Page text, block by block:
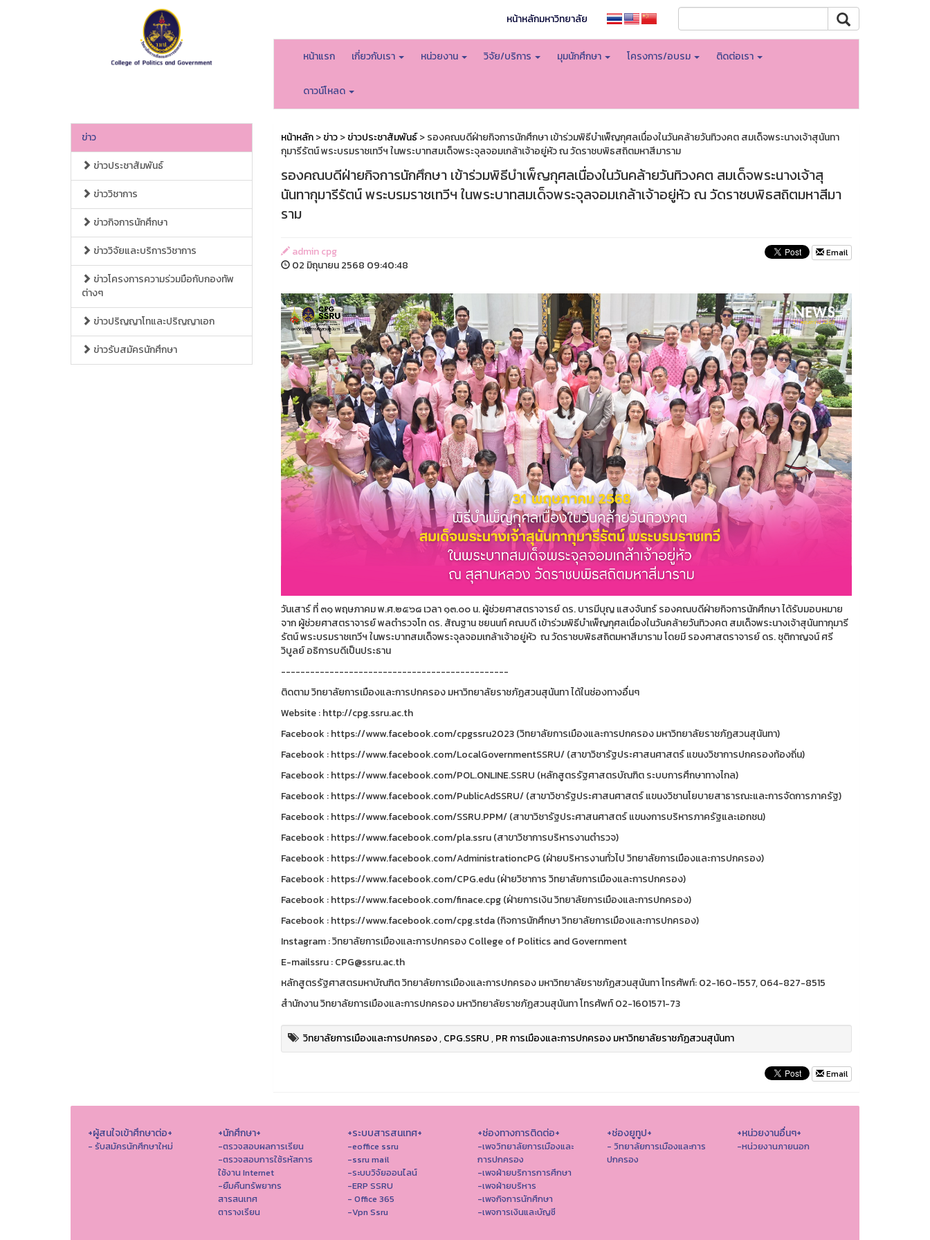
หน้าหลักมหาวิทยาลัย
หน้าแรก เกี่ยวกับเรา หน่วยงาน วิจัย/บริการ มุมนักศึกษา โครงการ/อบรม ติดต่อเรา
ดาวน์โหลด
ข่าว
ข่าวประชาสัมพันธ์
ข่าววิชาการ
ข่าวกิจการนักศึกษา
ข่าววิจัยและบริการวิชาการ
ข่าวโครงการความร่วมมือกับกองทัพ
ต่างๆ
ข่าวปริญญาโทและปริญญาเอก
ข่าวรับสมัครนักศึกษา
หน้าหลัก>ข่าว>ข่าวประชาสัมพันธ์> รองคณบดีฝ่ายกิจการนักศึกษา เข้าร่วมพิธีบำเพ็ญกุศลเนื่องในวันคล้ายวันทิวงคต สมเด็จพระนางเจ้าสุนันทา
กุมารีรัตน์ พระบรมราชเทวีฯ ในพระบาทสมเด็จพระจุลจอมเกล้าเจ้าอยู่หัว ณ วัดราชบพิธสถิตมหาสีมาราม
รองคณบดีฝ่ายกิจการนักศึกษา เข้าร่วมพิธีบำเพ็ญกุศลเนื่องในวันคล้ายวันทิวงคต สมเด็จพระนางเจ้าสุ
นันทากุมารีรัตน์ พระบรมราชเทวีฯ ในพระบาทสมเด็จพระจุลจอมเกล้าเจ้าอยู่หัว ณ วัดราชบพิธสถิตมหาสีมา
ราม
admin cpg
02 มิถุนายน 2568 09:40:48
Email
วันเสาร์ ที่ ๓๑ พฤษภาคม พ.ศ.๒๕๖๘ เวลา ๑๓.๐๐ น. ผู้ช่วยศาสตราจารย์ ดร. บารมีบุญ แสงจันทร์ รองคณบดีฝ่ายกิจการนักศึกษา ได้รับมอบหมาย
จาก ผู้ช่วยศาสตราจารย์ พลตำรวจโท ดร. สัณฐาน ชยนนท์ คณบดี เข้าร่วมพิธีบำเพ็ญกุศลเนื่องในวันคล้ายวันทิวงคต สมเด็จพระนางเจ้าสุนันทากุมารี
รัตน์ พระบรมราชเทวีฯ ในพระบาทสมเด็จพระจุลจอมเกล้าเจ้าอยู่หัว ณ วัดราชบพิธสถิตมหาสีมาราม โดยมี รองศาสตราจารย์ ดร. ชุติกาญจน์ ศรี
วิบูลย์ อธิการบดีเป็นประธาน
-----------------------------------------------
ติดตาม วิทยาลัยการเมืองและการปกครอง มหาวิทยาลัยราชภัฏสวนสุนันทา ได้ในช่องทางอื่นๆ
Website : http://cpg.ssru.ac.th
Facebook : https://www.facebook.com/cpgssru2023 (วิทยาลัยการเมืองและการปกครอง มหาวิทยาลัยราชภัฏสวนสุนันทา)
Facebook : https://www.facebook.com/LocalGovernmentSSRU/ (สาขาวิชารัฐประศาสนศาสตร์ แขนงวิชาการปกครองท้องถิ่น)
Facebook : https://www.facebook.com/POL.ONLINE.SSRU (หลักสูตรรัฐศาสตรบัณฑิต ระบบการศึกษาทางไกล)
Facebook : https://www.facebook.com/PublicAdSSRU/ (สาขาวิชารัฐประศาสนศาสตร์ แขนงวิชานโยบายสาธารณะและการจัดการภาครัฐ)
Facebook : https://www.facebook.com/SSRU.PPM/ (สาขาวิชารัฐประศาสนศาสตร์ แขนงการบริหารภาครัฐและเอกชน)
Facebook : https://www.facebook.com/pla.ssru (สาขาวิชาการบริหารงานตำรวจ)
Facebook : https://www.facebook.com/AdministrationcPG (ฝ่ายบริหารงานทั่วไป วิทยาลัยการเมืองและการปกครอง)
Facebook : https://www.facebook.com/CPG.edu (ฝ่ายวิชาการ วิทยาลัยการเมืองและการปกครอง)
Facebook : https://www.facebook.com/finace.cpg (ฝ่ายการเงิน วิทยาลัยการเมืองและการปกครอง)
Facebook : https://www.facebook.com/cpg.stda (กิจการนักศึกษา วิทยาลัยการเมืองและการปกครอง)
Instagram : วิทยาลัยการเมืองและการปกครอง College of Politics and Government
E-mailssru : CPG@ssru.ac.th
หลักสูตรรัฐศาสตรมหาบัณฑิต วิทยาลัยการเมืองและการปกครอง มหาวิทยาลัยราชภัฏสวนสุนันทา โทรศัพท์: 02-160-1557, 064-827-8515
สำนักงาน วิทยาลัยการเมืองและการปกครอง มหาวิทยาลัยราชภัฏสวนสุนันทา โทรศัพท์ 02-1601571-73
วิทยาลัยการเมืองและการปกครอง,CPG.SSRU,PR การเมืองและการปกครอง มหาวิทยาลัยราชภัฏสวนสุนันทา
Email
+ผู้สนใจเข้าศึกษาต่อ+
- รับสมัครนักศึกษาใหม่
+นักศึกษา+
-ตรวจสอบผลการเรียน
-ตรวจสอบการใช้รหัสการ
ใช้งาน Internet
-ยืมคืนทรัพยากร
สารสนเทศ
ตารางเรียน
+ระบบสารสนเทศ+
-eoffice ssru
-ssru mail
-ระบบวิจัยออนไลน์
-ERP SSRU
- Office 365
-Vpn Ssru
+ช่องทางการติดต่อ+
-เพจวิทยาลัยการเมืองและ
การปกครอง
-เพจฝ่ายบริการการศึกษา
-เพจฝ่ายบริหาร
-เพจกิจการนักศึกษา
-เพจการเงินและบัญชี
+ช่องยูทูป+
- วิทยาลัยการเมืองและการ
ปกครอง
+หน่วยงานอื่นๆ+
-หน่วยงานภายนอก